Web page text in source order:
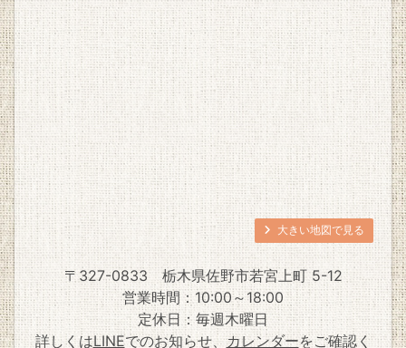
大きい地図で見る
〒327-0833
栃木県佐野市若宮上町 5-12
営業時間：10:00～18:00
定休日：毎週木曜日
詳しくはLINEでのお知らせ、カレンダーをご確認く